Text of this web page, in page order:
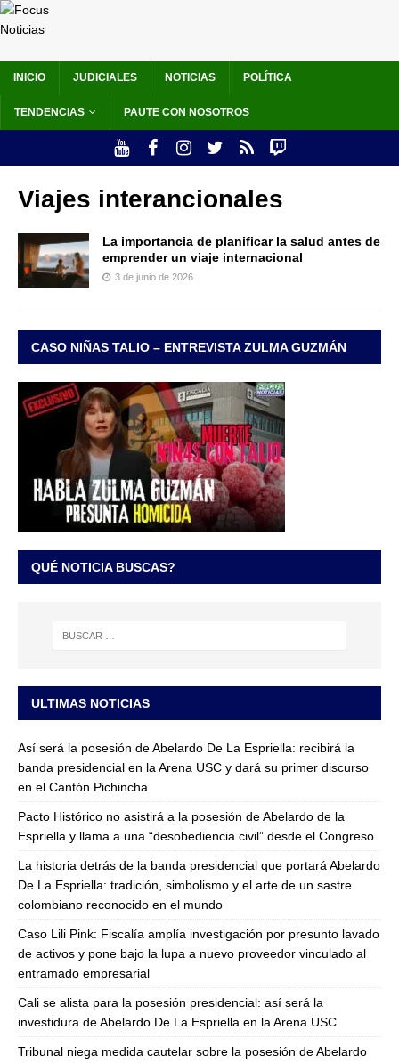
INICIO JUDICIALES NOTICIAS POLÍTICA
TENDENCIAS PAUTE CON NOSOTROS
Viajes interancionales
La importancia de planificar la salud antes de
emprender un viaje internacional
3 de junio de 2026
CASO NIÑAS TALIO – ENTREVISTA ZULMA GUZMÁN
QUÉ NOTICIA BUSCAS?
ULTIMAS NOTICIAS
Así será la posesión de Abelardo De La Espriella: recibirá la
banda presidencial en la Arena USC y dará su primer discurso
en el Cantón Pichincha
Pacto Histórico no asistirá a la posesión de Abelardo de la
Espriella y llama a una “desobediencia civil” desde el Congreso
La historia detrás de la banda presidencial que portará Abelardo
De La Espriella: tradición, simbolismo y el arte de un sastre
colombiano reconocido en el mundo
Caso Lili Pink: Fiscalía amplía investigación por presunto lavado
de activos y pone bajo la lupa a nuevo proveedor vinculado al
entramado empresarial
Cali se alista para la posesión presidencial: así será la
investidura de Abelardo De La Espriella en la Arena USC
Tribunal niega medida cautelar sobre la posesión de Abelardo